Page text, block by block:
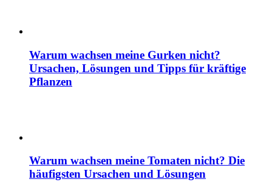
Warum wachsen meine Gurken nicht?
Ursachen, Lösungen und Tipps für kräftige
Pflanzen
Warum wachsen meine Tomaten nicht? Die
häufigsten Ursachen und Lösungen